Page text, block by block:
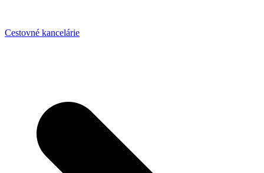
Cestovné kancelárie